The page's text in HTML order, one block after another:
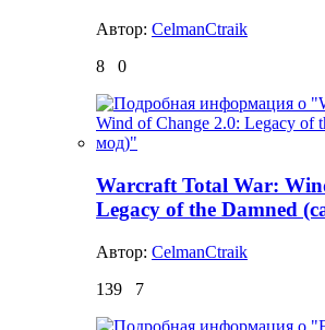
Автор: CelmanCtraik
8
0
Warcraft Total War:
Legacy of the Damned
Автор: CelmanCtraik
139
7